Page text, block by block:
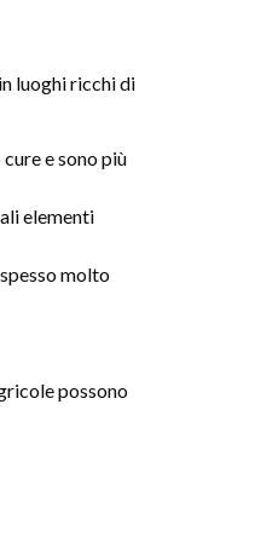
luoghi ricchi di
e sono più
elementi
molto
possono